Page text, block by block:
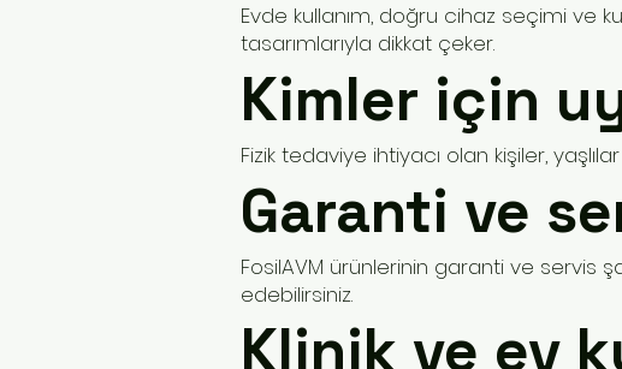
Evde kullanım, doğru cihaz seçimi ve
tasarımlarıyla dikkat çeker.
Kimler için
Fizik tedaviye ihtiyacı olan kişiler,
Garanti ve
FosilAVM ürünlerinin garanti ve servis
edebilirsiniz.
Klinik ve ev